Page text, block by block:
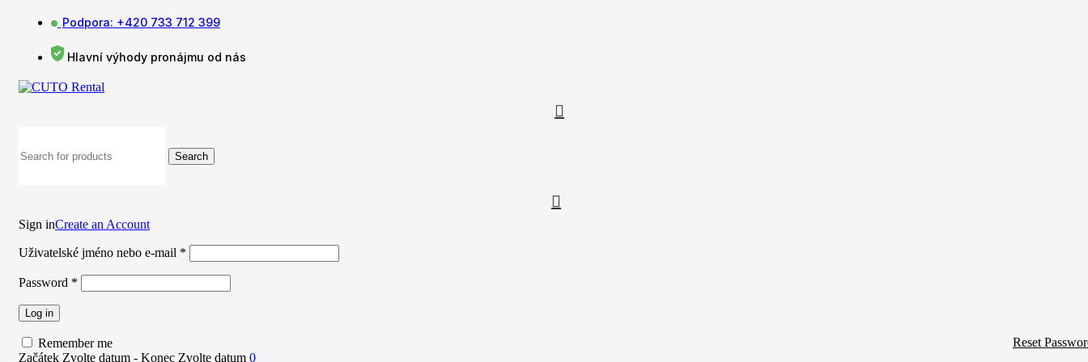
Podpora: +420 733 712 399
Hlavní výhody pronájmu od nás
Search
Sign inCreate an Account
Uživatelské jméno nebo e-mail *
Password *
Log in
Reset
Remember me
Začátek Zvolte datum - Konec Zvolte datum 0